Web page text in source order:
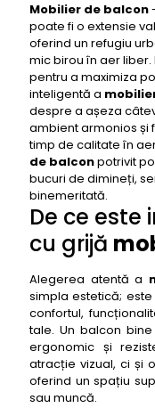
Idei creative de
balcon
Viitorul
Top 50 cele mai
1- mobilier de
2- mobilier de
3- mobilier
4- mobilier de
5- mobilier de
6- mobilier de
7- mobilier de
8- mobilier
9- mobilier de
10- mobilier
11- mobilier
12- mobilier
Mobilier de balcon
poate fi o extensie
oferind un refugiu
mic birou în aer
pentru a maximiza
inteligentă a
despre a așeza
ambient armonios și
timp de calitate în
de balconpotrivit
bucuri de dimineți,
binemeritată.
De ce
cu grijă
Alegerea atentă a
simpla estetică;
confortul,
tale. Un balcon
ergonomic și
atracție vizual, ci și
oferind un spațiu
sau muncă.